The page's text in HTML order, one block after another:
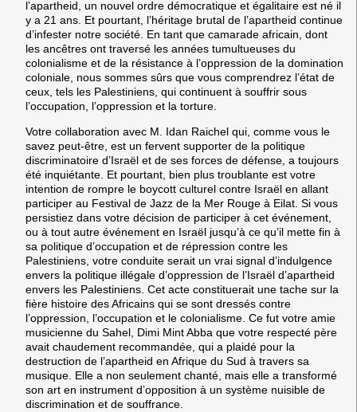
l’apartheid, un nouvel ordre démocratique et égalitaire est né il
y a 21 ans. Et pourtant, l’héritage brutal de l’apartheid continue
d’infester notre société. En tant que camarade africain, dont
les ancêtres ont traversé les années tumultueuses du
colonialisme et de la résistance à l’oppression de la domination
coloniale, nous sommes sûrs que vous comprendrez l’état de
ceux, tels les Palestiniens, qui continuent à souffrir sous
l’occupation, l’oppression et la torture.
Votre collaboration avec M. Idan Raichel qui, comme vous le
savez peut-être, est un fervent supporter de la politique
discriminatoire d’Israël et de ses forces de défense, a toujours
été inquiétante. Et pourtant, bien plus troublante est votre
intention de rompre le boycott culturel contre Israël en allant
participer au Festival de Jazz de la Mer Rouge à Eilat. Si vous
persistiez dans votre décision de participer à cet événement,
ou à tout autre événement en Israël jusqu’à ce qu’il mette fin à
sa politique d’occupation et de répression contre les
Palestiniens, votre conduite serait un vrai signal d’indulgence
envers la politique illégale d’oppression de l’Israël d’apartheid
envers les Palestiniens. Cet acte constituerait une tache sur la
fière histoire des Africains qui se sont dressés contre
l’oppression, l’occupation et le colonialisme. Ce fut votre amie
musicienne du Sahel, Dimi Mint Abba que votre respecté père
avait chaudement recommandée, qui a plaidé pour la
destruction de l’apartheid en Afrique du Sud à travers sa
musique. Elle a non seulement chanté, mais elle a transformé
son art en instrument d’opposition à un système nuisible de
discrimination et de souffrance.